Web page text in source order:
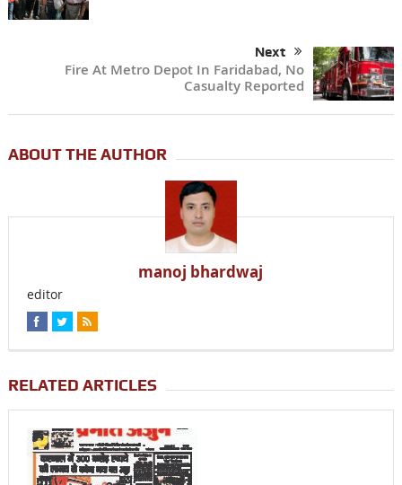
Next
Fire At Metro Depot In Faridabad, No
Casualty Reported
ABOUT THE AUTHOR
manoj bhardwaj
editor
RELATED ARTICLES